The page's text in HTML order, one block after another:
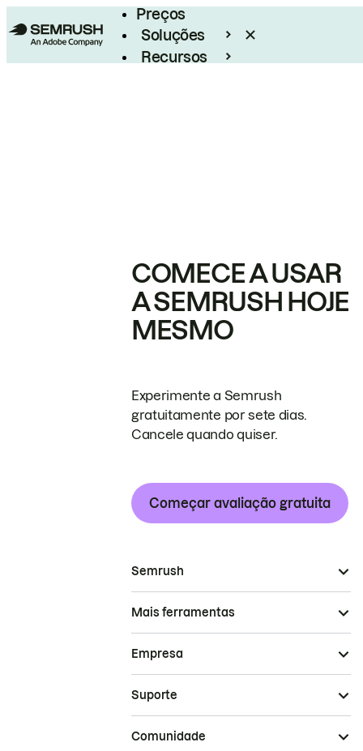
Preços
Soluções
Recursos
COMECE A USAR
A SEMRUSH HOJE
MESMO
Experimente a Semrush
gratuitamente por sete dias.
Cancele quando quiser.
Começar avaliação gratuita
Semrush
Mais ferramentas
Empresa
Suporte
Comunidade